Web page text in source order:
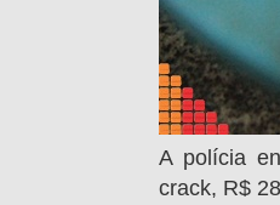
A polícia
crack, R$